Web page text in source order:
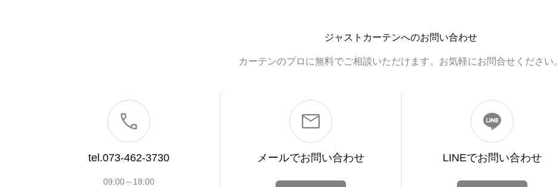
ジャストカーテンへのお問い合わせ
カーテンのプロに無料でご相談いただけます。お気軽にお問合せください。
tel.073-462-3730
09:00～18:00
メールでお問い合わせ LINEでお問い合わせ